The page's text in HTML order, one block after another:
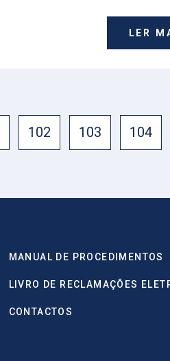
LER
102 103 104
MANUAL DE PROCEDIMENTOS
LIVRO DE RECLAMAÇÕES
CONTACTOS